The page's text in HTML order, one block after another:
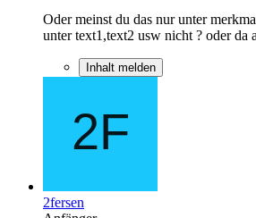
Oder meinst du das nur unter
unter text1,text2 usw nicht ? oder da
Inhalt melden
2fersen